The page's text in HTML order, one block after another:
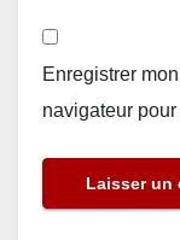
Enregistrer
navigateur